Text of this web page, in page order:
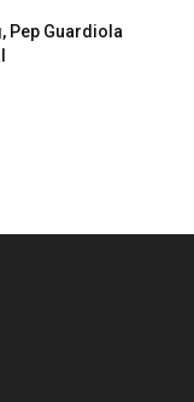
Pep Guardiola